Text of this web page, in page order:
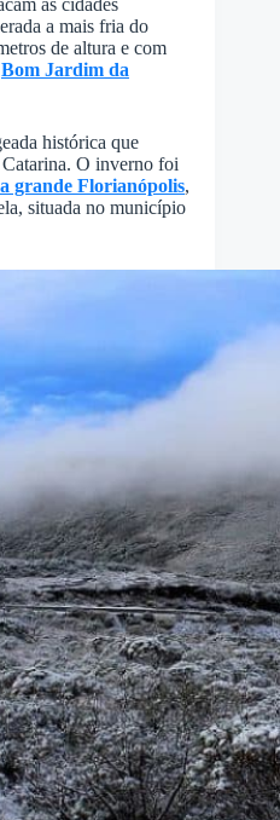
a mais fria do
de altura e com
Bom Jardim da
histórica que
O inverno foi
grande Florianópolis,
situada no município